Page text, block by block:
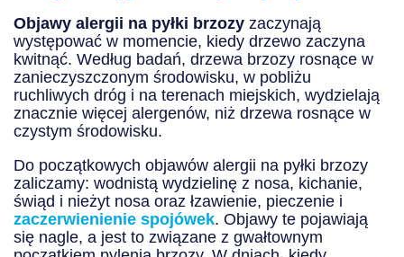
Objawy alergii na pyłki brzozy zaczynają
występować w momencie, kiedy drzewo zaczyna
kwitnąć. Według badań, drzewa brzozy rosnące w
zanieczyszczonym środowisku, w pobliżu
ruchliwych dróg i na terenach miejskich, wydzielają
znacznie więcej alergenów, niż drzewa rosnące w
czystym środowisku.
Do początkowych objawów alergii na pyłki brzozy
zaliczamy: wodnistą wydzielinę z nosa, kichanie,
świąd i nieżyt nosa oraz łzawienie, pieczenie i
zaczerwienienie spojówek. Objawy te pojawiają
się nagle, a jest to związane z gwałtownym